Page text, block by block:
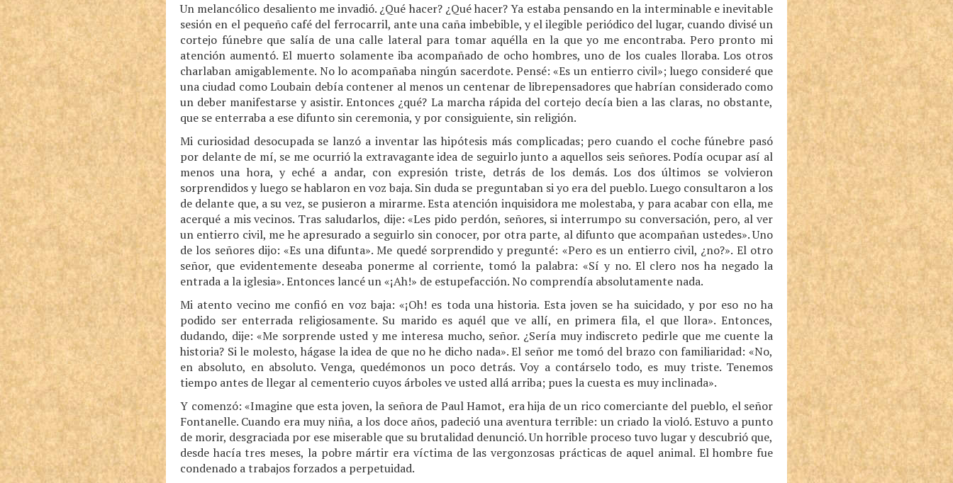
Un melancólico desaliento me invadió. ¿Qué hacer? ¿Qué hacer? Ya estaba pensando en la interminable e inevitable
sesión en el pequeño café del ferrocarril, ante una caña imbebible, y el ilegible periódico del lugar, cuando divisé un
cortejo fúnebre que salía de una calle lateral para tomar aquélla en la que yo me encontraba. Pero pronto mi
atención aumentó. El muerto solamente iba acompañado de ocho hombres, uno de los cuales lloraba. Los otros
charlaban amigablemente. No lo acompañaba ningún sacerdote. Pensé: «Es un entierro civil»; luego consideré que
una ciudad como Loubain debía contener al menos un centenar de librepensadores que habrían considerado como
un deber manifestarse y asistir. Entonces ¿qué? La marcha rápida del cortejo decía bien a las claras, no obstante,
que se enterraba a ese difunto sin ceremonia, y por consiguiente, sin religión.
Mi curiosidad desocupada se lanzó a inventar las hipótesis más complicadas; pero cuando el coche fúnebre pasó
por delante de mí, se me ocurrió la extravagante idea de seguirlo junto a aquellos seis señores. Podía ocupar así al
menos una hora, y eché a andar, con expresión triste, detrás de los demás. Los dos últimos se volvieron
sorprendidos y luego se hablaron en voz baja. Sin duda se preguntaban si yo era del pueblo. Luego consultaron a los
de delante que, a su vez, se pusieron a mirarme. Esta atención inquisidora me molestaba, y para acabar con ella, me
acerqué a mis vecinos. Tras saludarlos, dije: «Les pido perdón, señores, si interrumpo su conversación, pero, al ver
un entierro civil, me he apresurado a seguirlo sin conocer, por otra parte, al difunto que acompañan ustedes». Uno
de los señores dijo: «Es una difunta». Me quedé sorprendido y pregunté: «Pero es un entierro civil, ¿no?». El otro
señor, que evidentemente deseaba ponerme al corriente, tomó la palabra: «Sí y no. El clero nos ha negado la
entrada a la iglesia». Entonces lancé un «¡Ah!» de estupefacción. No comprendía absolutamente nada.
Mi atento vecino me confió en voz baja: «¡Oh! es toda una historia. Esta joven se ha suicidado, y por eso no ha
podido ser enterrada religiosamente. Su marido es aquél que ve allí, en primera fila, el que llora». Entonces,
dudando, dije: «Me sorprende usted y me interesa mucho, señor. ¿Sería muy indiscreto pedirle que me cuente la
historia? Si le molesto, hágase la idea de que no he dicho nada». El señor me tomó del brazo con familiaridad: «No,
en absoluto, en absoluto. Venga, quedémonos un poco detrás. Voy a contárselo todo, es muy triste. Tenemos
tiempo antes de llegar al cementerio cuyos árboles ve usted allá arriba; pues la cuesta es muy inclinada».
Y comenzó: «Imagine que esta joven, la señora de Paul Hamot, era hija de un rico comerciante del pueblo, el señor
Fontanelle. Cuando era muy niña, a los doce años, padeció una aventura terrible: un criado la violó. Estuvo a punto
de morir, desgraciada por ese miserable que su brutalidad denunció. Un horrible proceso tuvo lugar y descubrió que,
desde hacía tres meses, la pobre mártir era víctima de las vergonzosas prácticas de aquel animal. El hombre fue
condenado a trabajos forzados a perpetuidad.